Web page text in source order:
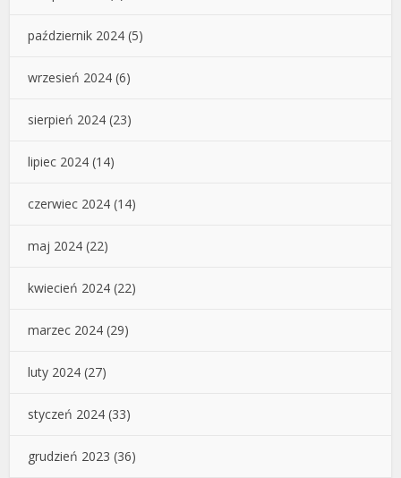
październik 2024 (5)
wrzesień 2024 (6)
sierpień 2024 (23)
lipiec 2024 (14)
czerwiec 2024 (14)
maj 2024 (22)
kwiecień 2024 (22)
marzec 2024 (29)
luty 2024 (27)
styczeń 2024 (33)
grudzień 2023 (36)